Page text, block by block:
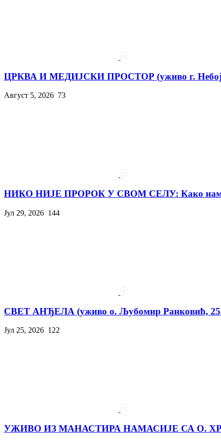
ЦРКВА И МЕДИЈСКИ ПРОСТОР (уживо г.
Август 5, 2026 73
НИКО НИЈЕ ПРОРОК У СВОМ СЕЛУ: Како нам
Јул 29, 2026 144
СВЕТ АНЂЕЛА (уживо о. Љубомир Ранковић, 25.
Јул 25, 2026 122
УЖИВО ИЗ МАНАСТИРА НАМАСИЈЕ СА О.